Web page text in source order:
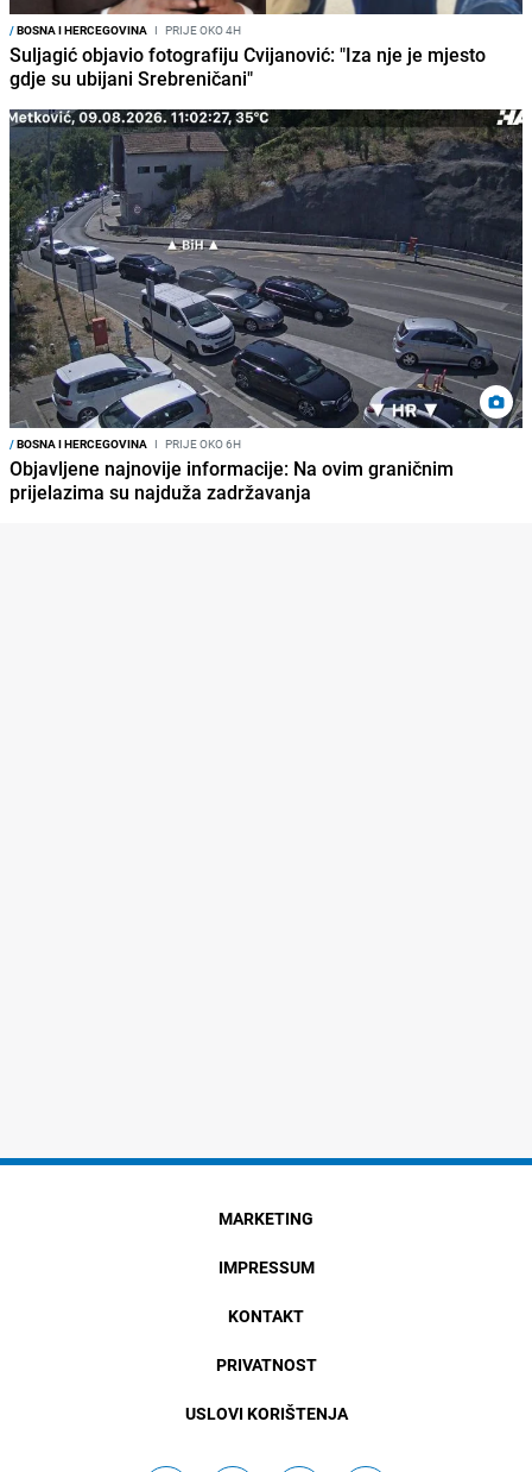
/BOSNA I HERCEGOVINA I PRIJE OKO 4H
Suljagić objavio fotografiju Cvijanović: "Iza nje je mjesto
gdje su ubijani Srebreničani"
/BOSNA I HERCEGOVINA I PRIJE OKO 6H
Objavljene najnovije informacije: Na ovim graničnim
prijelazima su najduža zadržavanja
MARKETING
IMPRESSUM
KONTAKT
PRIVATNOST
USLOVI KORIŠTENJA